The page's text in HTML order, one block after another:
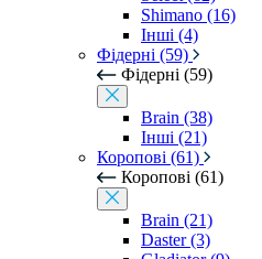
Shimano (16)
Інші (4)
Фідерні (59)
Фідерні (59)
Brain (38)
Інші (21)
Коропові (61)
Коропові (61)
Brain (21)
Daster (3)